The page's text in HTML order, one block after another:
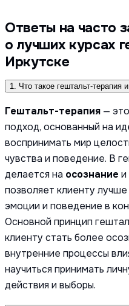
Ответы на часто задаваемые вопросы
о лучших курсах
Иркутске
1. Что такое гештальт-терапия
Гештальт-терапия —
подход, основанный на
воспринимать мир
чувства и поведение. В
делается на осознание и
позволяет клиенту
эмоции и поведение в
Основной принцип
клиенту стать более
внутренние процессы
научиться принимать
действия и выборы.